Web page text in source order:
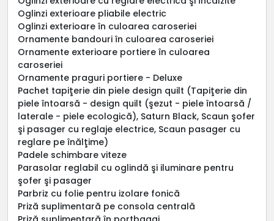
Oglinzi exterioare pliabile electric
Oglinzi exterioare în culoarea caroseriei
Ornamente bandouri în culoarea caroseriei
Ornamente exterioare portiere în culoarea
caroseriei
Ornamente praguri portiere - Deluxe
Pachet tapiţerie din piele design quilt (Tapiţerie din
piele întoarsă - design quilt (şezut - piele întoarsă /
laterale - piele ecologică), Saturn Black, Scaun şofer
şi pasager cu reglaje electrice, Scaun pasager cu
reglare pe înălţime)
Padele schimbare viteze
Parasolar reglabil cu oglindă şi iluminare pentru
şofer şi pasager
Parbriz cu folie pentru izolare fonică
Priză suplimentară pe consola centrală